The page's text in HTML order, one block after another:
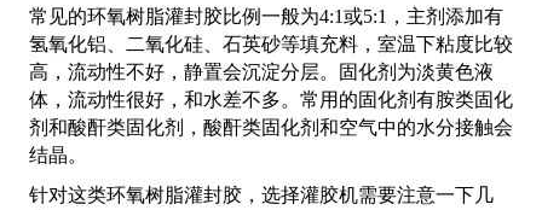
常见的环氧树脂灌封胶比例一般为4:1或5:1，主剂添加有
氢氧化铝、二氧化硅、石英砂等填充料，室温下粘度比较
高，流动性不好，静置会沉淀分层。固化剂为淡黄色液
体，流动性很好，和水差不多。常用的固化剂有胺类固化
剂和酸酐类固化剂，酸酐类固化剂和空气中的水分接触会
结晶。
针对这类环氧树脂灌封胶，选择灌胶机需要注意一下几